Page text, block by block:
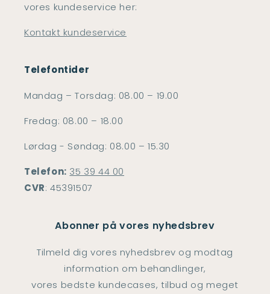
vores kundeservice her:
Kontakt kundeservice
Telefontider
Mandag – Torsdag: 08.00 – 19.00
Fredag: 08.00 – 18.00
Lørdag - Søndag: 08.00 – 15.30
Telefon: 35 39 44 00
CVR: 45391507
Abonner på vores nyhedsbrev
Tilmeld dig vores nyhedsbrev og modtag
information om behandlinger,
vores bedste kundecases, tilbud og meget